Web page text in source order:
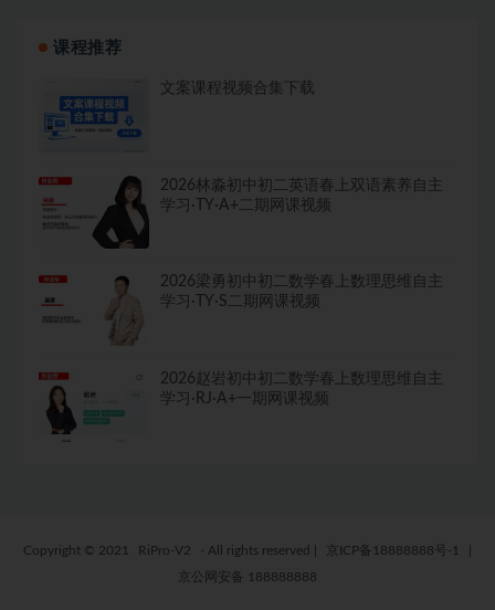
课程推荐
文案课程视频合集下载
2026林淼初中初二英语春上双语素养自主
学习·TY·A+二期网课视频
2026梁勇初中初二数学春上数理思维自主
学习·TY·S二期网课视频
2026赵岩初中初二数学春上数理思维自主
学习·RJ·A+一期网课视频
Copyright © 2021 RiPro-V2 - All rights reserved 京ICP备18888888号-1
京公网安备 188888888